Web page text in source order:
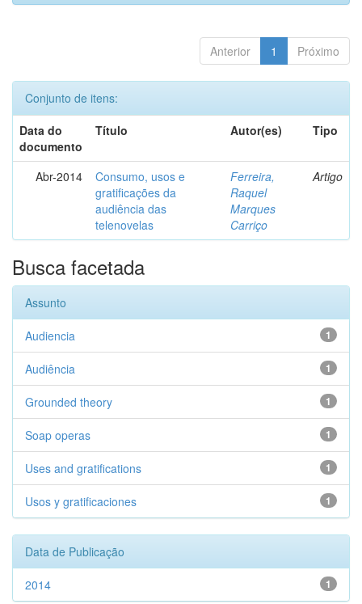
Anterior 1 Próximo
Conjunto de itens:
Data do
documento
Título Autor(es) Tipo
Abr-2014
Consumo, usos e
gratificações da
audiência das
telenovelas
Ferreira,
Raquel
Marques
Carriço
Artigo
Busca facetada
Assunto
1
Audiencia
1
Audiência
1
Grounded theory
1
Soap operas
1
Uses and gratifications
1
Usos y gratificaciones
Data de Publicação
1
2014